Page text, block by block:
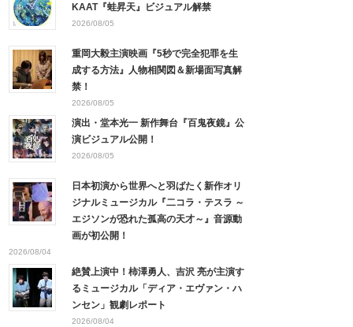
KAAT『蛙昇天』ビジュアル解禁
2026/08/05
重岡大毅主演映画『5秒で完全犯罪を生
成する方法』人物相関図＆新場面写真解
禁！
2026/08/05
演出・堂本光一 新作舞台『百鬼夜鏡』公
演ビジュアル公開！
2026/08/05
日本初演から世界へと羽ばたく新作オリ
ジナルミュージカル『二コラ・テスラ ～
エジソンが恐れた孤高の天才～』音源動
画が初公開！
2026/08/04
絶賛上演中！柿澤勇人、吉沢 亮が主演す
るミュージカル「ディア・エヴァン・ハ
ンセン」観劇レポート
2026/08/04